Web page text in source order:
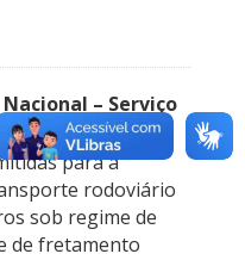
– Serviço
para a
rodoviário
sob regime de
de fretamento